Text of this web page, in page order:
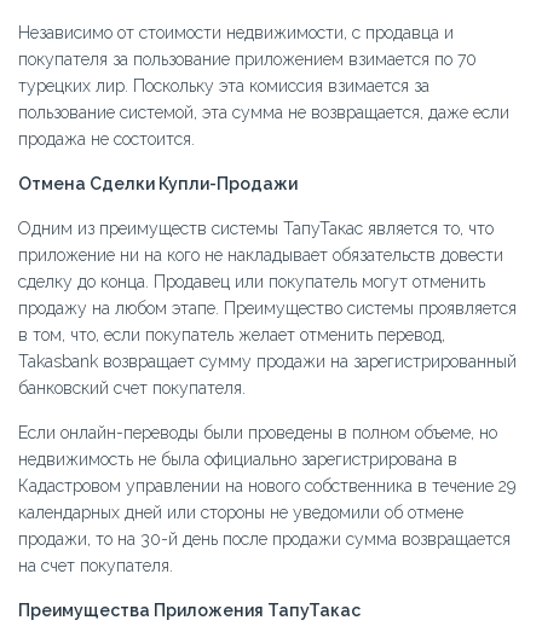
Независимо от стоимости недвижимости, с продавца и
покупателя за пользование приложением взимается по 70
турецких лир. Поскольку эта комиссия взимается за
пользование системой, эта сумма не возвращается, даже если
продажа не состоится.
Отмена Сделки Купли-Продажи
Одним из преимуществ системы ТапуТакас является то, что
приложение ни на кого не накладывает обязательств довести
сделку до конца. Продавец или покупатель могут отменить
продажу на любом этапе. Преимущество системы проявляется
в том, что, если покупатель желает отменить перевод,
Takasbank возвращает сумму продажи на зарегистрированный
банковский счет покупателя.
Если онлайн-переводы были проведены в полном объеме, но
недвижимость не была официально зарегистрирована в
Кадастровом управлении на нового собственника в течение 29
календарных дней или стороны не уведомили об отмене
продажи, то на 30-й день после продажи сумма возвращается
на счет покупателя.
Преимущества Приложения ТапуТакас